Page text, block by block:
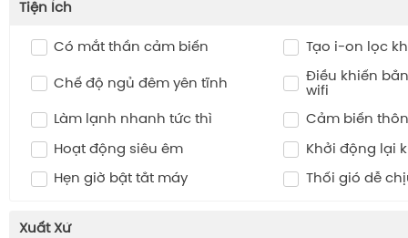
Tiện Ích
Có mắt thần cảm biến Tạo i-on lọc
Chế độ ngủ đêm yên tĩnh
Điều khiển
wifi
Làm lạnh nhanh tức thì
Cảm biến
Hoạt động siêu êm Khởi động lại
Hẹn giờ bật tắt máy Thổi gió dễ
Xuất Xứ